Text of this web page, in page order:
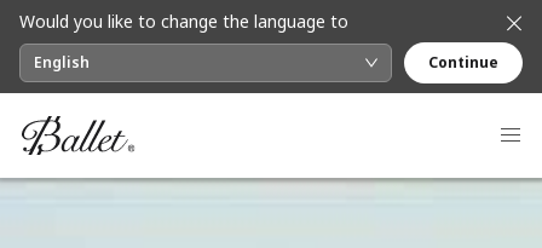
Would you like to change the language to
English Continue